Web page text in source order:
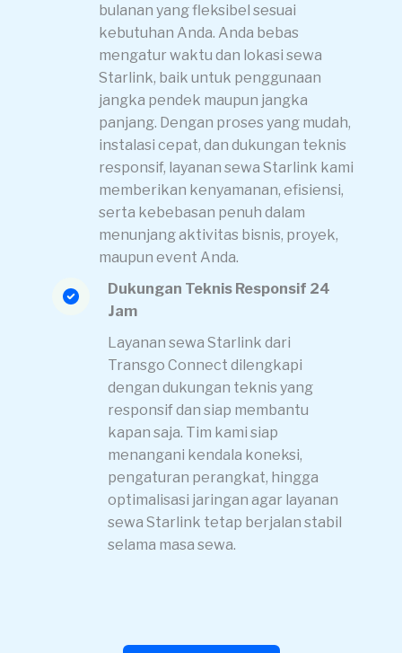
bulanan yang fleksibel sesuai
kebutuhan Anda. Anda bebas
mengatur waktu dan lokasi sewa
Starlink, baik untuk penggunaan
jangka pendek maupun jangka
panjang. Dengan proses yang mudah,
instalasi cepat, dan dukungan teknis
responsif, layanan sewa Starlink kami
memberikan kenyamanan, efisiensi,
serta kebebasan penuh dalam
menunjang aktivitas bisnis, proyek,
maupun event Anda.
Dukungan Teknis Responsif 24
Jam
Layanan sewa Starlink dari
Transgo Connect dilengkapi
dengan dukungan teknis yang
responsif dan siap membantu
kapan saja. Tim kami siap
menangani kendala koneksi,
pengaturan perangkat, hingga
optimalisasi jaringan agar layanan
sewa Starlink tetap berjalan stabil
selama masa sewa.